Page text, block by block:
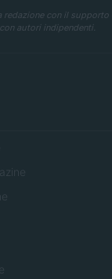
redazione con il
autori indipendenti.